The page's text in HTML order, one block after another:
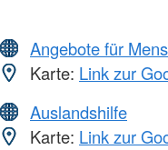
Angebote für
Karte: Link zur
Auslandshilfe
Karte: Link zur